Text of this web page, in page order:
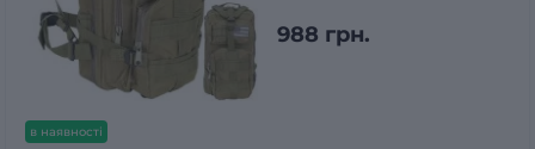
в наявності
988 грн.